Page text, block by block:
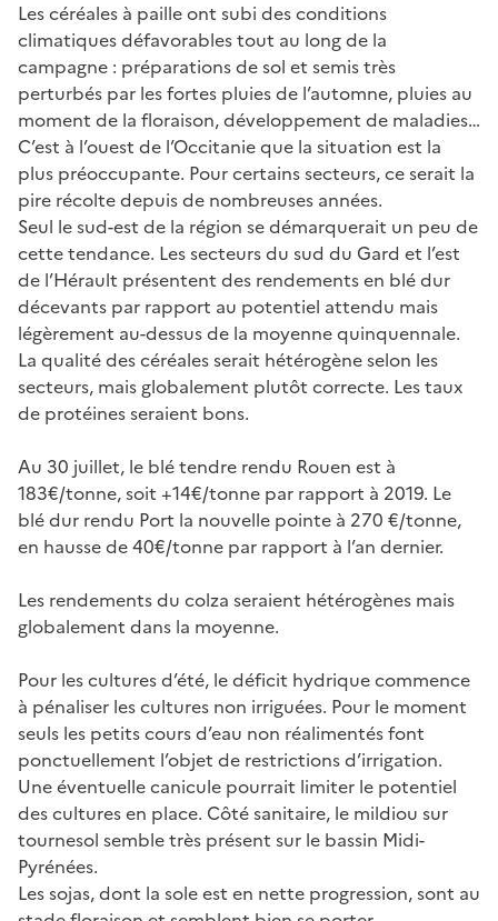
Les céréales à paille ont subi des conditions
climatiques défavorables tout au long de la
campagne : préparations de sol et semis très
perturbés par les fortes pluies de l’automne, pluies au
moment de la floraison, développement de maladies…
C’est à l’ouest de l’Occitanie que la situation est la
plus préoccupante. Pour certains secteurs, ce serait la
pire récolte depuis de nombreuses années.
Seul le sud-est de la région se démarquerait un peu de
cette tendance. Les secteurs du sud du Gard et l’est
de l’Hérault présentent des rendements en blé dur
décevants par rapport au potentiel attendu mais
légèrement au-dessus de la moyenne quinquennale.
La qualité des céréales serait hétérogène selon les
secteurs, mais globalement plutôt correcte. Les taux
de protéines seraient bons.
Au 30 juillet, le blé tendre rendu Rouen est à
183€/tonne, soit +14€/tonne par rapport à 2019. Le
blé dur rendu Port la nouvelle pointe à 270 €/tonne,
en hausse de 40€/tonne par rapport à l’an dernier.
Les rendements du colza seraient hétérogènes mais
globalement dans la moyenne.
Pour les cultures d’été, le déficit hydrique commence
à pénaliser les cultures non irriguées. Pour le moment
seuls les petits cours d’eau non réalimentés font
ponctuellement l’objet de restrictions d’irrigation.
Une éventuelle canicule pourrait limiter le potentiel
des cultures en place. Côté sanitaire, le mildiou sur
tournesol semble très présent sur le bassin Midi-
Pyrénées.
Les sojas, dont la sole est en nette progression, sont au